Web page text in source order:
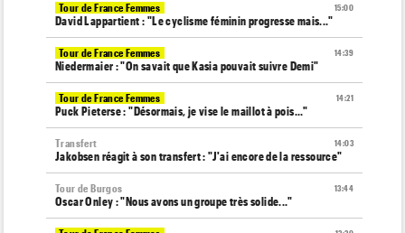
15:00
Tour de France Femmes
David Lappartient : "Le cyclisme féminin progresse mais..."
14:39
Tour de France Femmes
Niedermaier : "On savait que Kasia pouvait suivre Demi"
14:21
Tour de France Femmes
Puck Pieterse : "Désormais, je vise le maillot à pois..."
14:03
Transfert
Jakobsen réagit à son transfert : "J'ai encore de la ressource"
13:44
Tour de Burgos
Oscar Onley : "Nous avons un groupe très solide..."